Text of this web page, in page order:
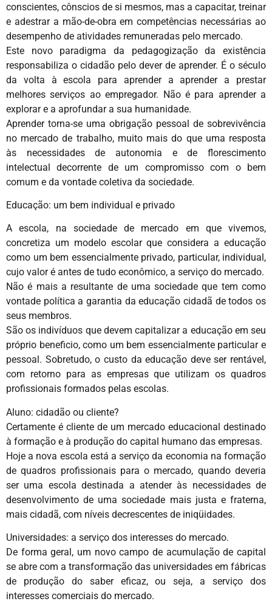
conscientes, cônscios de si mesmos, mas a capacitar, treinar
e adestrar a mão-de-obra em competências necessárias ao
desempenho de atividades remuneradas pelo mercado.
Este novo paradigma da pedagogização da existência
responsabiliza o cidadão pelo dever de aprender. É o século
da volta à escola para aprender a aprender a prestar
melhores serviços ao empregador. Não é para aprender a
explorar e a aprofundar a sua humanidade.
Aprender torna-se uma obrigação pessoal de sobrevivência
no mercado de trabalho, muito mais do que uma resposta
às necessidades de autonomia e de florescimento
intelectual decorrente de um compromisso com o bem
comum e da vontade coletiva da sociedade.
Educação: um bem individual e privado
A escola, na sociedade de mercado em que vivemos,
concretiza um modelo escolar que considera a educação
como um bem essencialmente privado, particular, individual,
cujo valor é antes de tudo econômico, a serviço do mercado.
Não é mais a resultante de uma sociedade que tem como
vontade política a garantia da educação cidadã de todos os
seus membros.
São os indivíduos que devem capitalizar a educação em seu
próprio beneficio, como um bem essencialmente particular e
pessoal. Sobretudo, o custo da educação deve ser rentável,
com retorno para as empresas que utilizam os quadros
profissionais formados pelas escolas.
Aluno: cidadão ou cliente?
Certamente é cliente de um mercado educacional destinado
à formação e à produção do capital humano das empresas.
Hoje a nova escola está a serviço da economia na formação
de quadros profissionais para o mercado, quando deveria
ser uma escola destinada a atender às necessidades de
desenvolvimento de uma sociedade mais justa e fraterna,
mais cidadã, com níveis decrescentes de iniqüidades.
Universidades: a serviço dos interesses do mercado.
De forma geral, um novo campo de acumulação de capital
se abre com a transformação das universidades em fábricas
de produção do saber eficaz, ou seja, a serviço dos
interesses comerciais do mercado.